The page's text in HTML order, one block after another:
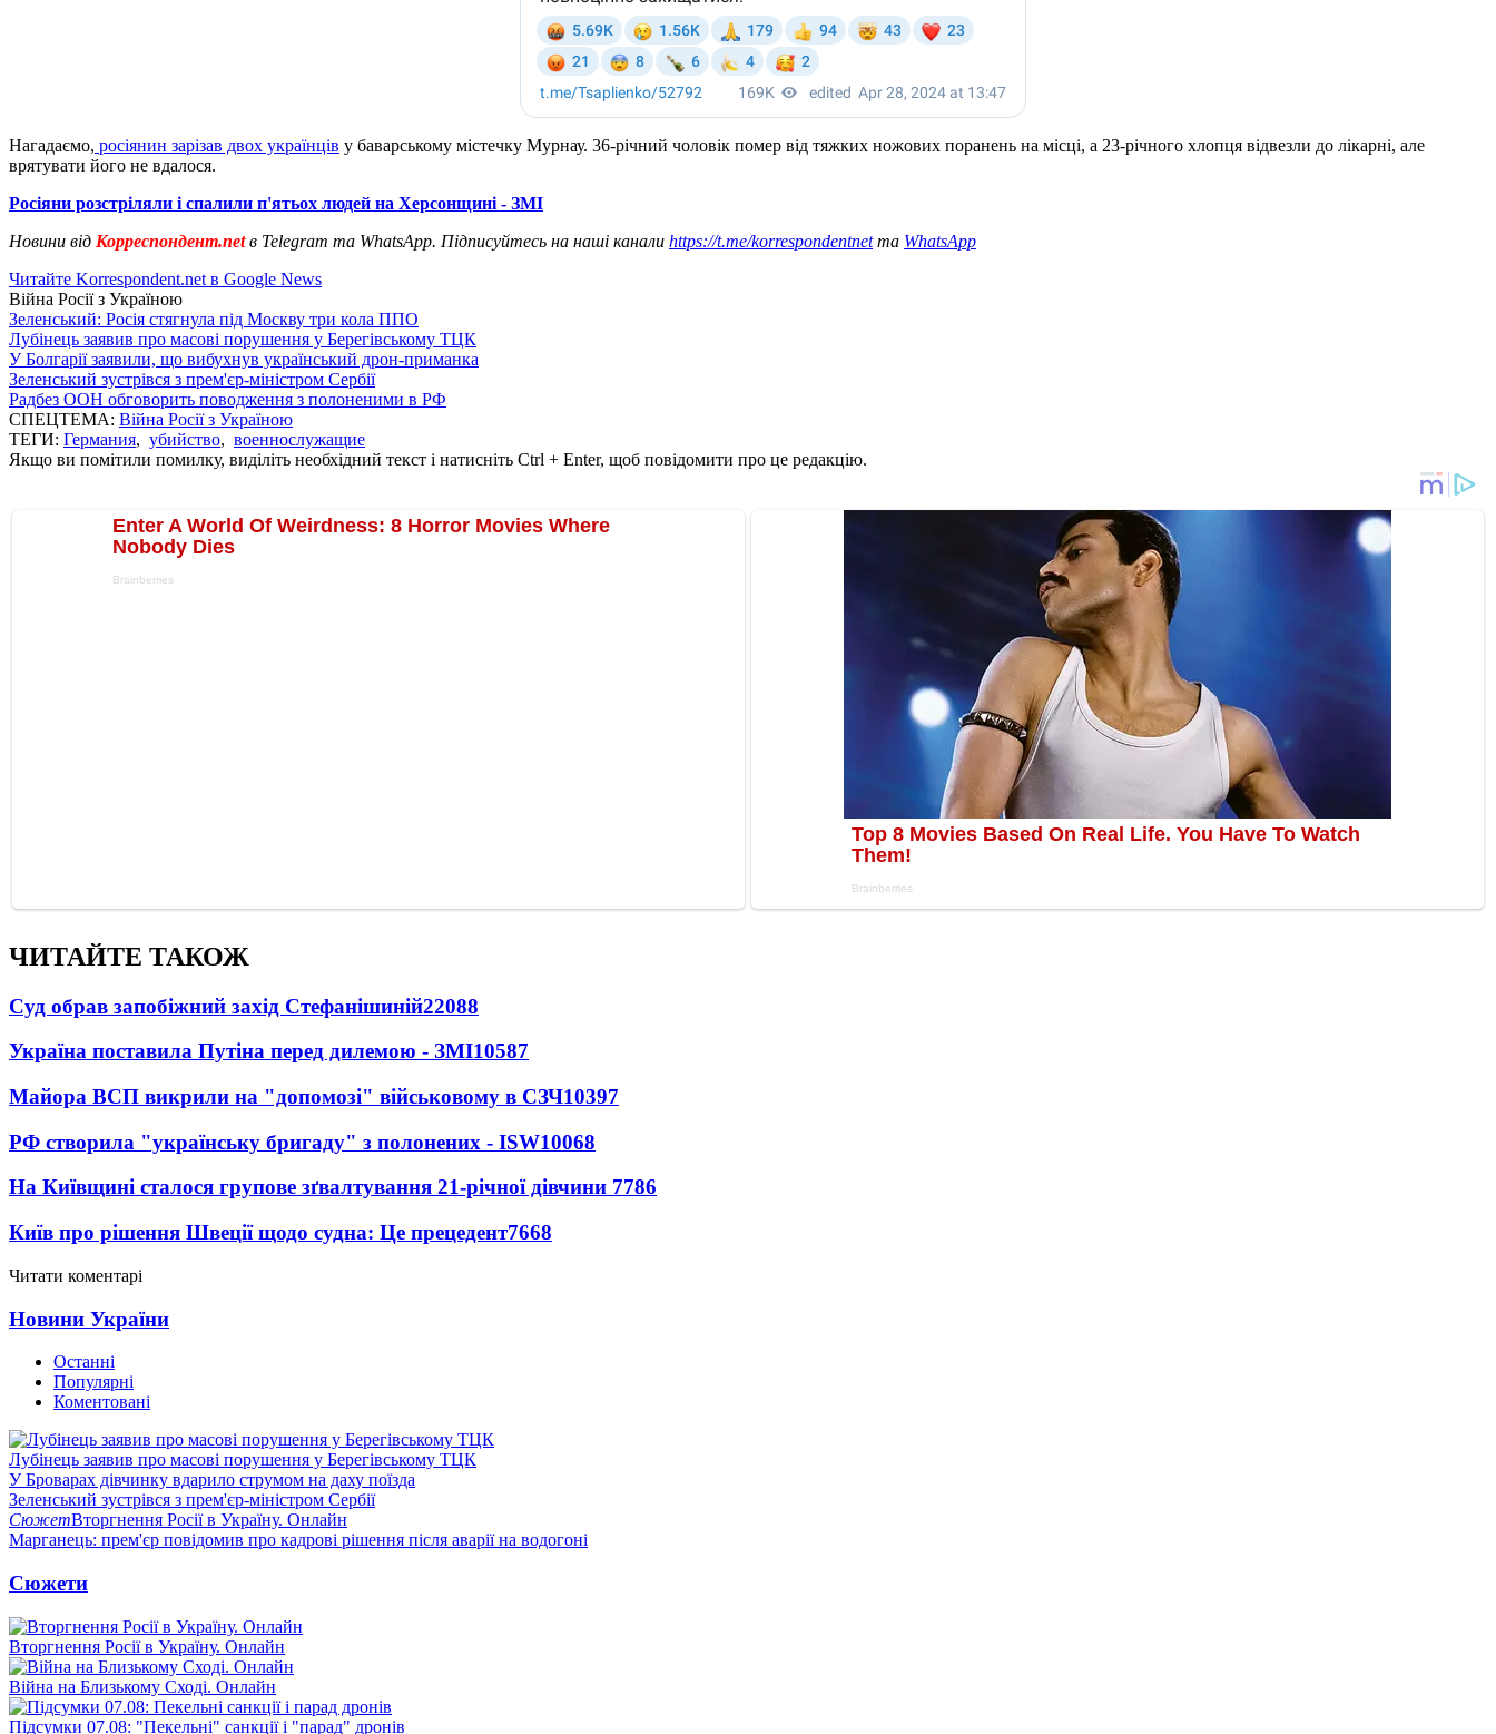
Нагадаємо, росіянин зарізав двох українців у баварському містечку Мурнау. 36-річний чоловік помер від тяжких ножових поранень на місці, а 23-річного хлопця відвезли до лікарні, але
врятувати його не вдалося.
Росіяни розстріляли і спалили п'ятьох людей на Херсонщині - ЗМІ
Новини від Корреспондент.netв Telegram та WhatsApp. Підписуйтесь на наші канали https://t.me/korrespondentnetта WhatsApp
Читайте Korrespondent.net в Google News
Війна Росії з Україною
Зеленський: Росія стягнула під Москву три кола ППО
Лубінець заявив про масові порушення у Берегівському ТЦК
У Болгарії заявили, що вибухнув український дрон-приманка
Зеленський зустрівся з прем'єр-міністром Сербії
Радбез ООН обговорить поводження з полоненими в РФ
СПЕЦТЕМА: Війна Росії з Україною
ТЕГИ: Германия, убийство, военнослужащие
Якщо ви помітили помилку, виділіть необхідний текст і натисніть Ctrl + Enter, щоб повідомити про це редакцію.
ЧИТАЙТЕ ТАКОЖ
Суд обрав запобіжний захід Стефанішиній22088
Україна поставила Путіна перед дилемою - ЗМІ10587
Майора ВСП викрили на "допомозі" військовому в СЗЧ10397
РФ створила "українську бригаду" з полонених - ISW10068
На Київщині сталося групове зґвалтування 21-річної дівчини 7786
Київ про рішення Швеції щодо судна: Це прецедент7668
Читати коментарі
Новини України
Останні
Популярні
Коментовані
Лубінець заявив про масові порушення у Берегівському ТЦК
У Броварах дівчинку вдарило струмом на даху поїзда
Зеленський зустрівся з прем'єр-міністром Сербії
СюжетВторгнення Росії в Україну. Онлайн
Марганець: прем'єр повідомив про кадрові рішення після аварії на водогоні
Сюжети
Вторгнення Росії в Україну. Онлайн
Війна на Близькому Сході. Онлайн
Підсумки 07.08: "Пекельні" санкції і "парад" дронів